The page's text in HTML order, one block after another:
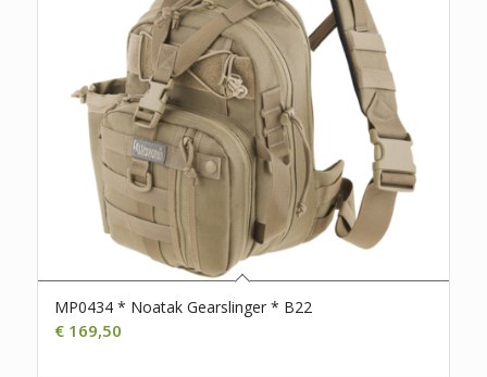
MP0434 * Noatak Gearslinger * B22
€169,50